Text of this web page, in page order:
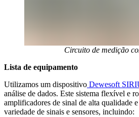
Circuito de medição
Lista de equipamento
Utilizamos um dispositivo Dewesoft
análise de dados. Este sistema flexível e
amplificadores de sinal de alta qualidade
variedade de sinais e sensores, incluindo: